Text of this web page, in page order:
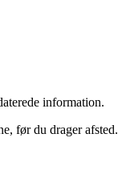
information.
før du drager afsted.